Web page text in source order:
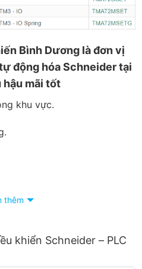
Bình Dương là đơn vị
động hóa Schneider tại
hậu mãi tốt
khu vực.
tư vấn báo giá chi tiết
xuất
thêm
khiển Schneider – PLC